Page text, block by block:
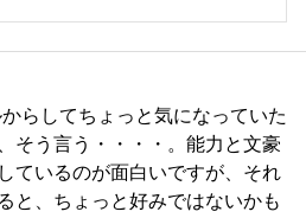
らしてちょっと気になっていた
そう言う・・・・。能力と文豪
ているのが面白いですが、それ
と、ちょっと好みではないかも